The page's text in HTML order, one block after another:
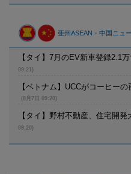
亜州ASEAN・中国ニュ
【タイ】7月のEV新車登録2.1
09:21)
【ベトナム】UCCがコーヒー
(8月7日 09:20)
【タイ】野村不動産、住宅開
09:20)